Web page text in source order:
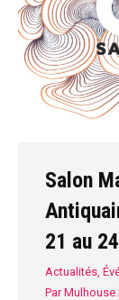
Salon
21 au
Actualités
Par